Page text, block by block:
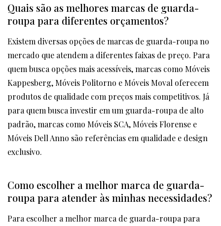
Quais são as melhores marcas de guarda-
roupa para diferentes orçamentos?
Existem diversas opções de marcas de guarda-roupa no
mercado que atendem a diferentes faixas de preço. Para
quem busca opções mais acessíveis, marcas como Móveis
Kappesberg, Móveis Politorno e Móveis Moval oferecem
produtos de qualidade com preços mais competitivos. Já
para quem busca investir em um guarda-roupa de alto
padrão, marcas como Móveis SCA, Móveis Florense e
Móveis Dell Anno são referências em qualidade e design
exclusivo.
Como escolher a melhor marca de guarda-
roupa para atender às minhas necessidades?
Para escolher a melhor marca de guarda-roupa para